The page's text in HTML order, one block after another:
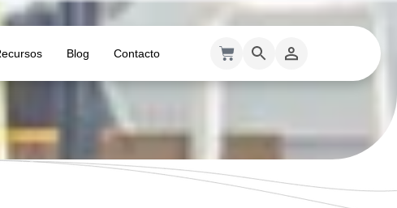
Blog Contacto